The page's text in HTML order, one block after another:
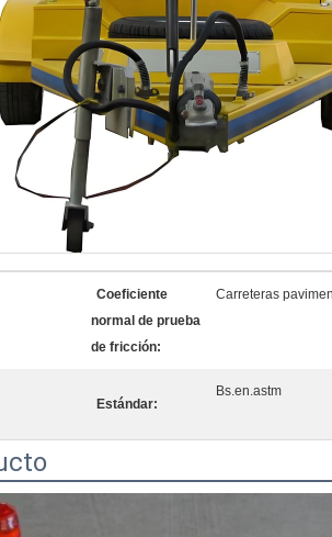
Coeficiente
normal de prueba
de fricción:
Carreteras
Estándar:
Bs.en.astm